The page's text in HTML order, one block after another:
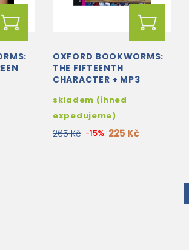
OXFORD BOOKWORMS:
THE FIFTEENTH
CHARACTER + MP3
skladem (ihned
expedujeme)
265 Kč -15% 225 Kč